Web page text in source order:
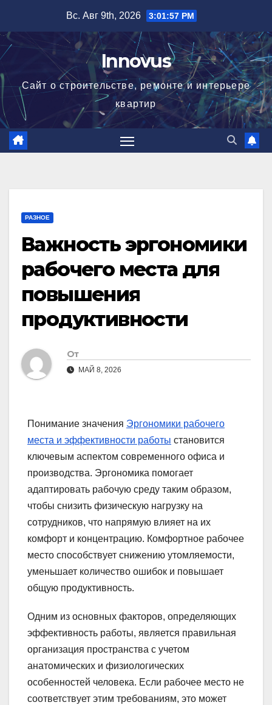
содержимому
Вс. Авг 9th, 2026 3:01:58 PM
Innovus
Сайт о строительстве, ремонте и интерьере
квартир
РАЗНОЕ
Важность эргономики
рабочего места для
повышения
продуктивности
От
МАЙ 8, 2026
Понимание значения Эргономики рабочего
места и эффективности работы становится
ключевым аспектом современного офиса и
производства. Эргономика помогает
адаптировать рабочую среду таким образом,
чтобы снизить физическую нагрузку на
сотрудников, что напрямую влияет на их
комфорт и концентрацию. Комфортное рабочее
место способствует снижению утомляемости,
уменьшает количество ошибок и повышает
общую продуктивность.
Одним из основных факторов, определяющих
эффективность работы, является правильная
организация пространства с учетом
анатомических и физиологических
особенностей человека. Если рабочее место не
соответствует этим требованиям, это может